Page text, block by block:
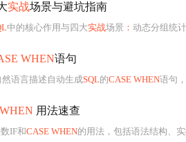
实战场景与避坑指南
中的核心作用与四大实战场景 ： 动态分组统计、条件
WHEN语句
语言描述自动生成SQL的CASE WHEN语句，解决传统手
用法速查
IF和CASE WHEN的用法，包括语法结构、实际应用示例及两者之间的区别。重点涵盖多